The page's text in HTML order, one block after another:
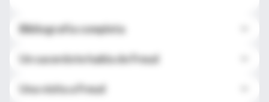
Bibliografía completa
Un sacerdote habla de Freud
Una visita a Freud